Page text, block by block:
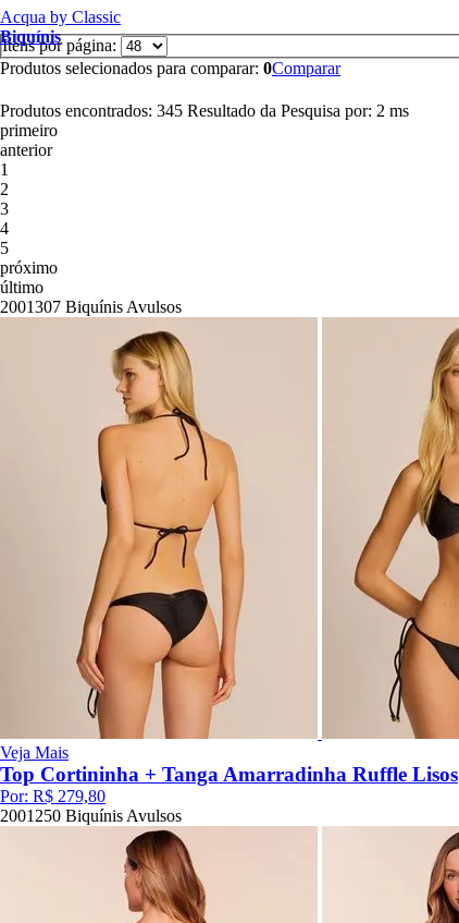
Acqua by Classic
Biquínis
Produtos encontrados: 345 Resultado da Pesquisa por: 2 ms
Itens por página:
Produtos selecionados para comparar: 0Comparar
primeiro
anterior
1
2
3
4
5
próximo
último
2001307 Biquínis Avulsos
Veja Mais
Top Cortininha + Tanga Amarradinha Ruffle Lisos
Por: R$ 279,80
2001250 Biquínis Avulsos